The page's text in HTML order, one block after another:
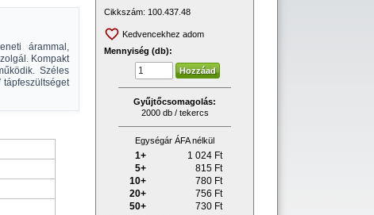
árammal,
Kompakt
Széles
tápfeszültséget
Cikkszám: 100.437.48
Kedvencekhez adom
Mennyiség (db):
Gyűjtőcsomagolás:
2000 db / tekercs
Egységár ÁFA nélkül
1+ 1 024 Ft
5+
815 Ft
10+
780 Ft
20+
756 Ft
50+
730 Ft